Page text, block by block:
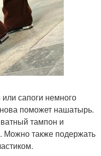
сапоги немного
поможет нашатырь.
тампон и
Можно также подержать